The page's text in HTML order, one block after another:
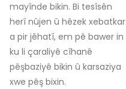
mayînde bikin. Bi tesîsên
herî nûjen û hêzek xebatkar
a pir jêhatî, em pê bawer in
ku li çaraliyê cîhanê
pêşbaziyê bikin û karsaziya
xwe pêş bixin.